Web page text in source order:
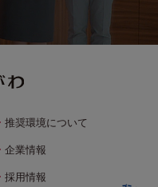
推奨環境について
企業情報
採用情報